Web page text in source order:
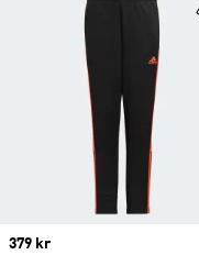
Price
379 kr